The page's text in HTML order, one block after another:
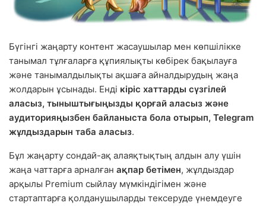
Бүгінгі жаңарту контент жасаушылар мен көпшілікке
танымал тұлғаларға құпиялықты көбірек бақылауға
және танымалдылықты ақшаға айналдырудың жаңа
жолдарын ұсынады. Енді кіріс хаттарды сүзгілей
аласыз, тыныштығыңызды қорғай аласыз және
аудиторияңызбен байланыста бола отырып, Telegram
жұлдыздарын таба аласыз.
Бұл жаңарту сондай-ақ алаяқтықтың алдын алу үшін
жаңа чаттарға арналған ақпар бетімен, жұлдыздар
арқылы Premium сыйлау мүмкіндігімен және
стартаптарға қолданушыларды тексеруде үнемдеуге